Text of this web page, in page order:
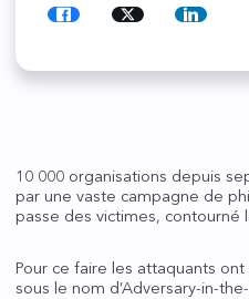
Partager
Partager Partager
10 000 organisations depuis
par une vaste campagne de
passe des victimes, contourné
Pour ce faire les attaquants
sous le nom d’Adversary-in-